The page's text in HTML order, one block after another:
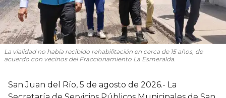
La vialidad no había recibido rehabilitación en cerca de 15 años, de
acuerdo con vecinos del Fraccionamiento La Esmeralda.
San Juan del Río, 5 de agosto de 2026.- La